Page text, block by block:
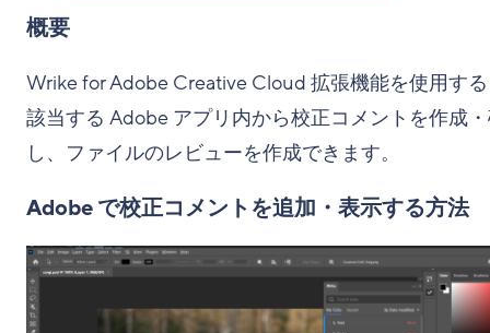
概要
Wrike for Adobe Creative Cloud 拡張機能を使用す
該当する Adobe アプリ内から校正コメントを作成
し、ファイルのレビューを作成できます。
Adobe で校正コメントを追加・表示する方法